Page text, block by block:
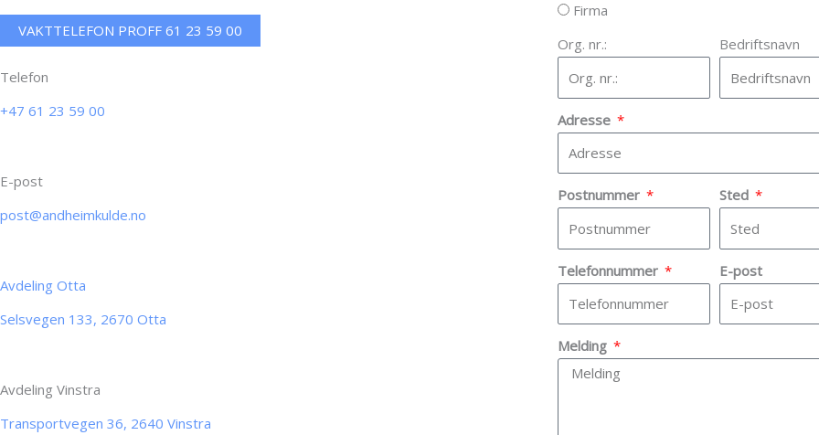
VAKTTELEFON PROFF 61 23 59 00
Telefon
+47 61 23 59 00
E-post
post@andheimkulde.no
Avdeling Otta
Selsvegen 133, 2670 Otta
Avdeling Vinstra
Transportvegen 36, 2640 Vinstra
Firma
Org. nr.:
Bedriftsnavn
Adresse
Postnummer Sted
Telefonnummer E-post
Melding